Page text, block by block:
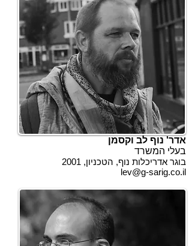
אדר' נוף לב וקסמן
בעלי המשרד
בוגר אדריכלות נוף, הטכניון, 2001
lev@g-sarig.co.il